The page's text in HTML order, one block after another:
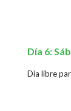
Día 6:
Día libre